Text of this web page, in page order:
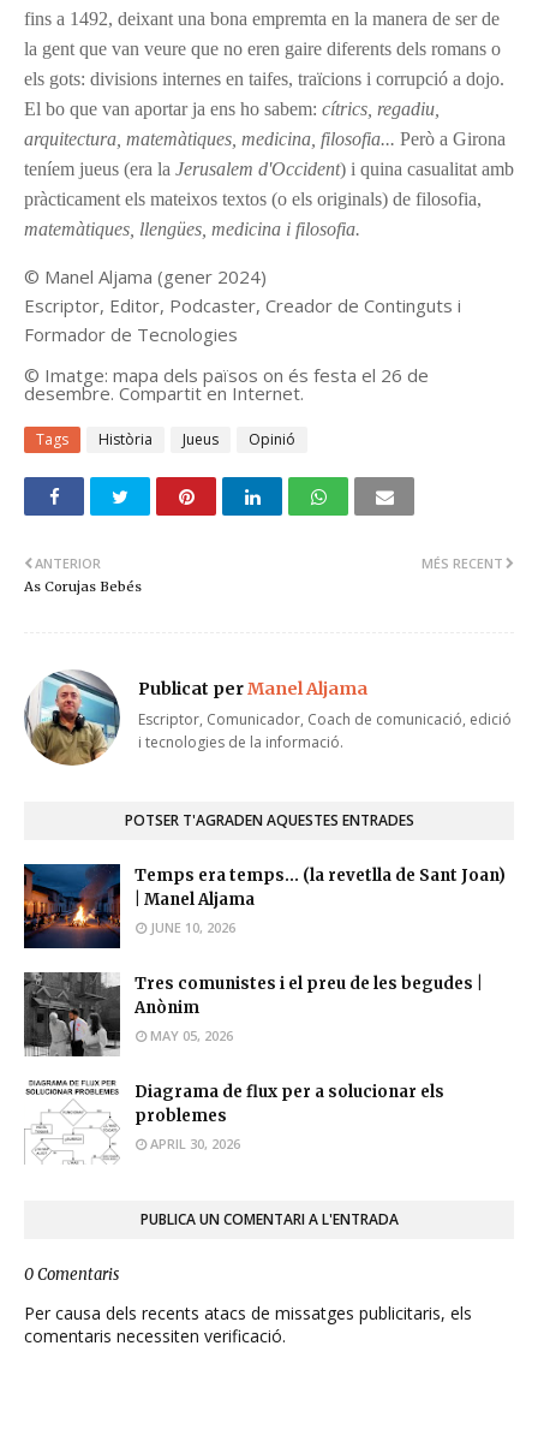
fins a 1492, deixant una bona empremta en la manera de ser de
la gent que van veure que no eren gaire diferents dels romans o
els gots: divisions internes en taifes, traïcions i corrupció a dojo.
El bo que van aportar ja ens ho sabem: cítrics, regadiu,
arquitectura, matemàtiques, medicina, filosofia... Però a Girona
teníem jueus (era la Jerusalem d'Occident) i quina casualitat amb
pràcticament els mateixos textos (o els originals) de filosofia,
matemàtiques, llengües, medicina i filosofia.
© Manel Aljama (gener 2024)
Escriptor, Editor, Podcaster, Creador de Continguts i
Formador de Tecnologies
© Imatge: mapa dels països on és festa el 26 de
desembre. Compartit en Internet.
Tags Història Jueus Opinió
MÉS RECENT
ANTERIOR
As Corujas Bebés
Publicat perManel Aljama
Escriptor, Comunicador, Coach de comunicació, edició
i tecnologies de la informació.
POTSER T'AGRADEN AQUESTES ENTRADES
Temps era temps... (la revetlla de Sant Joan)
| Manel Aljama
JUNE 10, 2026
Tres comunistes i el preu de les begudes |
Anònim
MAY 05, 2026
Diagrama de flux per a solucionar els
problemes
APRIL 30, 2026
PUBLICA UN COMENTARI A L'ENTRADA
0 Comentaris
Per causa dels recents atacs de missatges publicitaris, els
comentaris necessiten verificació.